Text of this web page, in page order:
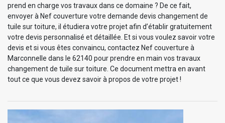
prend en charge vos travaux dans ce domaine ? De ce fait,
envoyer à Nef couverture votre demande devis changement de
tuile sur toiture, il étudiera votre projet afin d’établir gratuitement
votre devis personnalisé et détaillée. Et si vous voulez savoir votre
devis et si vous êtes convaincu, contactez Nef couverture à
Marconnelle dans le 62140 pour prendre en main vos travaux
changement de tuile sur toiture. Ce document mettra en avant
tout ce que vous devez savoir à propos de votre projet !